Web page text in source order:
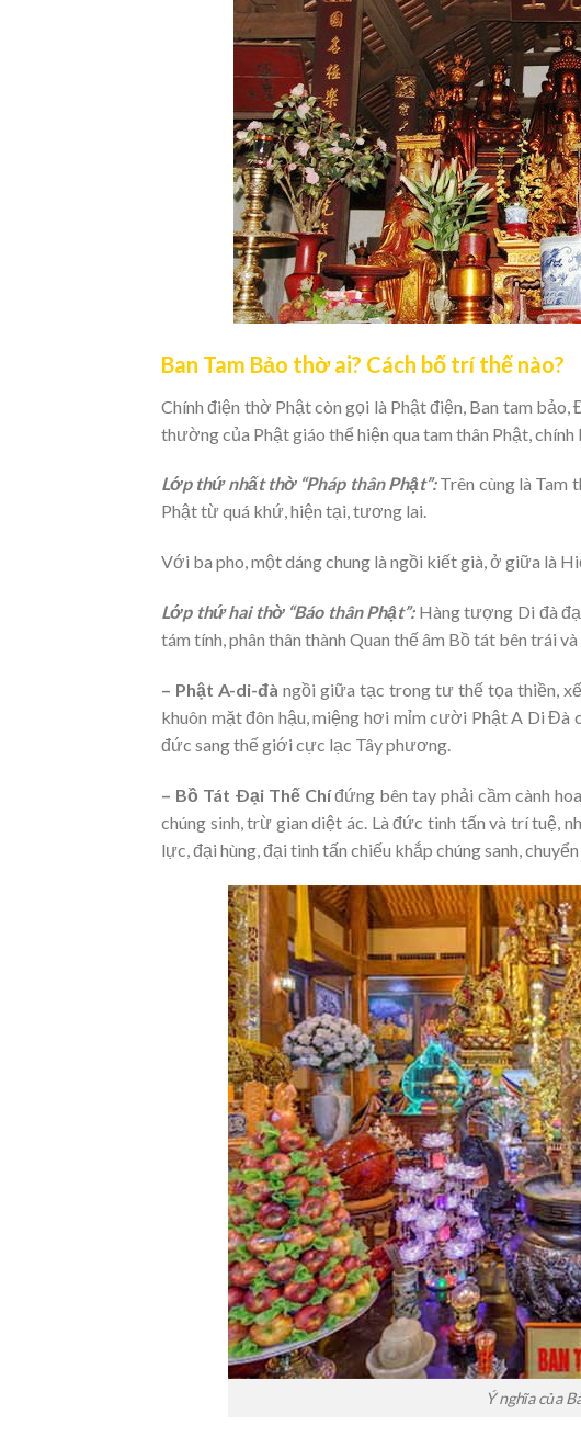
Ban Tam Bảo thờ ai? Cách bố trí thế nào?
Chính điện thờ Phật còn gọi là Phật điện, Ban tam
thường của Phật giáo thể hiện qua tam thân Phật, chính
Lớp thứ nhất thờ “Pháp thân Phật”:Trên cùng là Tam
Phật từ quá khứ, hiện tại, tương lai.
Với ba pho, một dáng chung là ngồi kiết già, ở giữa là
Lớp thứ hai thờ “Báo thân Phật”:Hàng tượng Di đà
tám tính, phân thân thành Quan thế âm Bồ tát bên trái
– Phật A-di-đà ngồi giữa tạc trong tư thế tọa thiền,
khuôn mặt đôn hậu, miệng hơi mỉm cười Phật A Di
đức sang thế giới cực lạc Tây phương.
– Bồ Tát Ðại Thế Chíđứng bên tay phải cầm cành
chúng sinh, trừ gian diệt ác. Là đức tinh tấn và trí tuệ,
lực, đại hùng, đại tinh tấn chiếu khắp chúng sanh, chuyển
Ý nghĩa của